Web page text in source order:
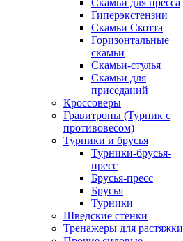
Скамьи для пресса
Гиперэкстензии
Скамьи Скотта
Горизонтальные
скамьи
Скамьи-стулья
Скамьи для
приседаний
Кроссоверы
Гравитроны (Турник с
противовесом)
Турники и брусья
Турники-брусья-
пресс
Брусья-пресс
Брусья
Турники
Шведские стенки
Тренажеры для растяжки